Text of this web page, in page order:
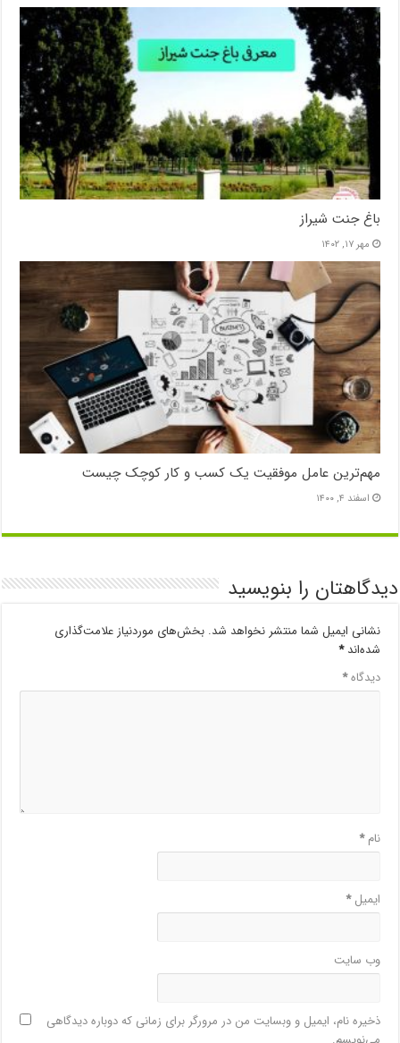
باغ جنت شیراز
مهر ۱۷, ۱۴۰۲
مهم‌ترین عامل موفقیت یک کسب و کار کوچک چیست
اسفند ۴, ۱۴۰۰
دیدگاهتان را بنویسید
نشانی ایمیل شما منتشر نخواهد شد. بخش‌های موردنیاز علامت‌گذاری
شده‌اند*
دیدگاه*
نام*
ایمیل*
وب‌ سایت
ذخیره نام، ایمیل و وبسایت من در مرورگر برای زمانی که دوباره دیدگاهی